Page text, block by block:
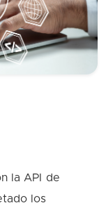
la API de
los